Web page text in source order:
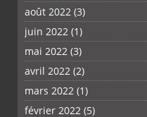
août 2022 (3)
juin 2022 (1)
mai 2022 (3)
avril 2022 (2)
mars 2022 (1)
février 2022 (5)